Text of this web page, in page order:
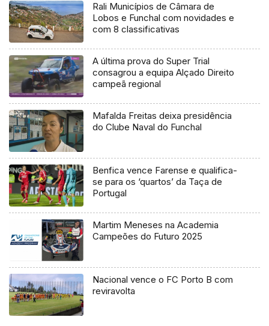
Rali Municípios de Câmara de
Lobos e Funchal com novidades e
com 8 classificativas
A última prova do Super Trial
consagrou a equipa Alçado Direito
campeã regional
Mafalda Freitas deixa presidência
do Clube Naval do Funchal
Benfica vence Farense e qualifica-
se para os ‘quartos’ da Taça de
Portugal
Martim Meneses na Academia
Campeões do Futuro 2025
Nacional vence o FC Porto B com
reviravolta